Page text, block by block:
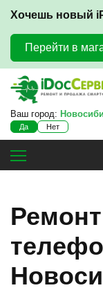
Хочешь новый
Перейти в
Ваш город:
Да Нет